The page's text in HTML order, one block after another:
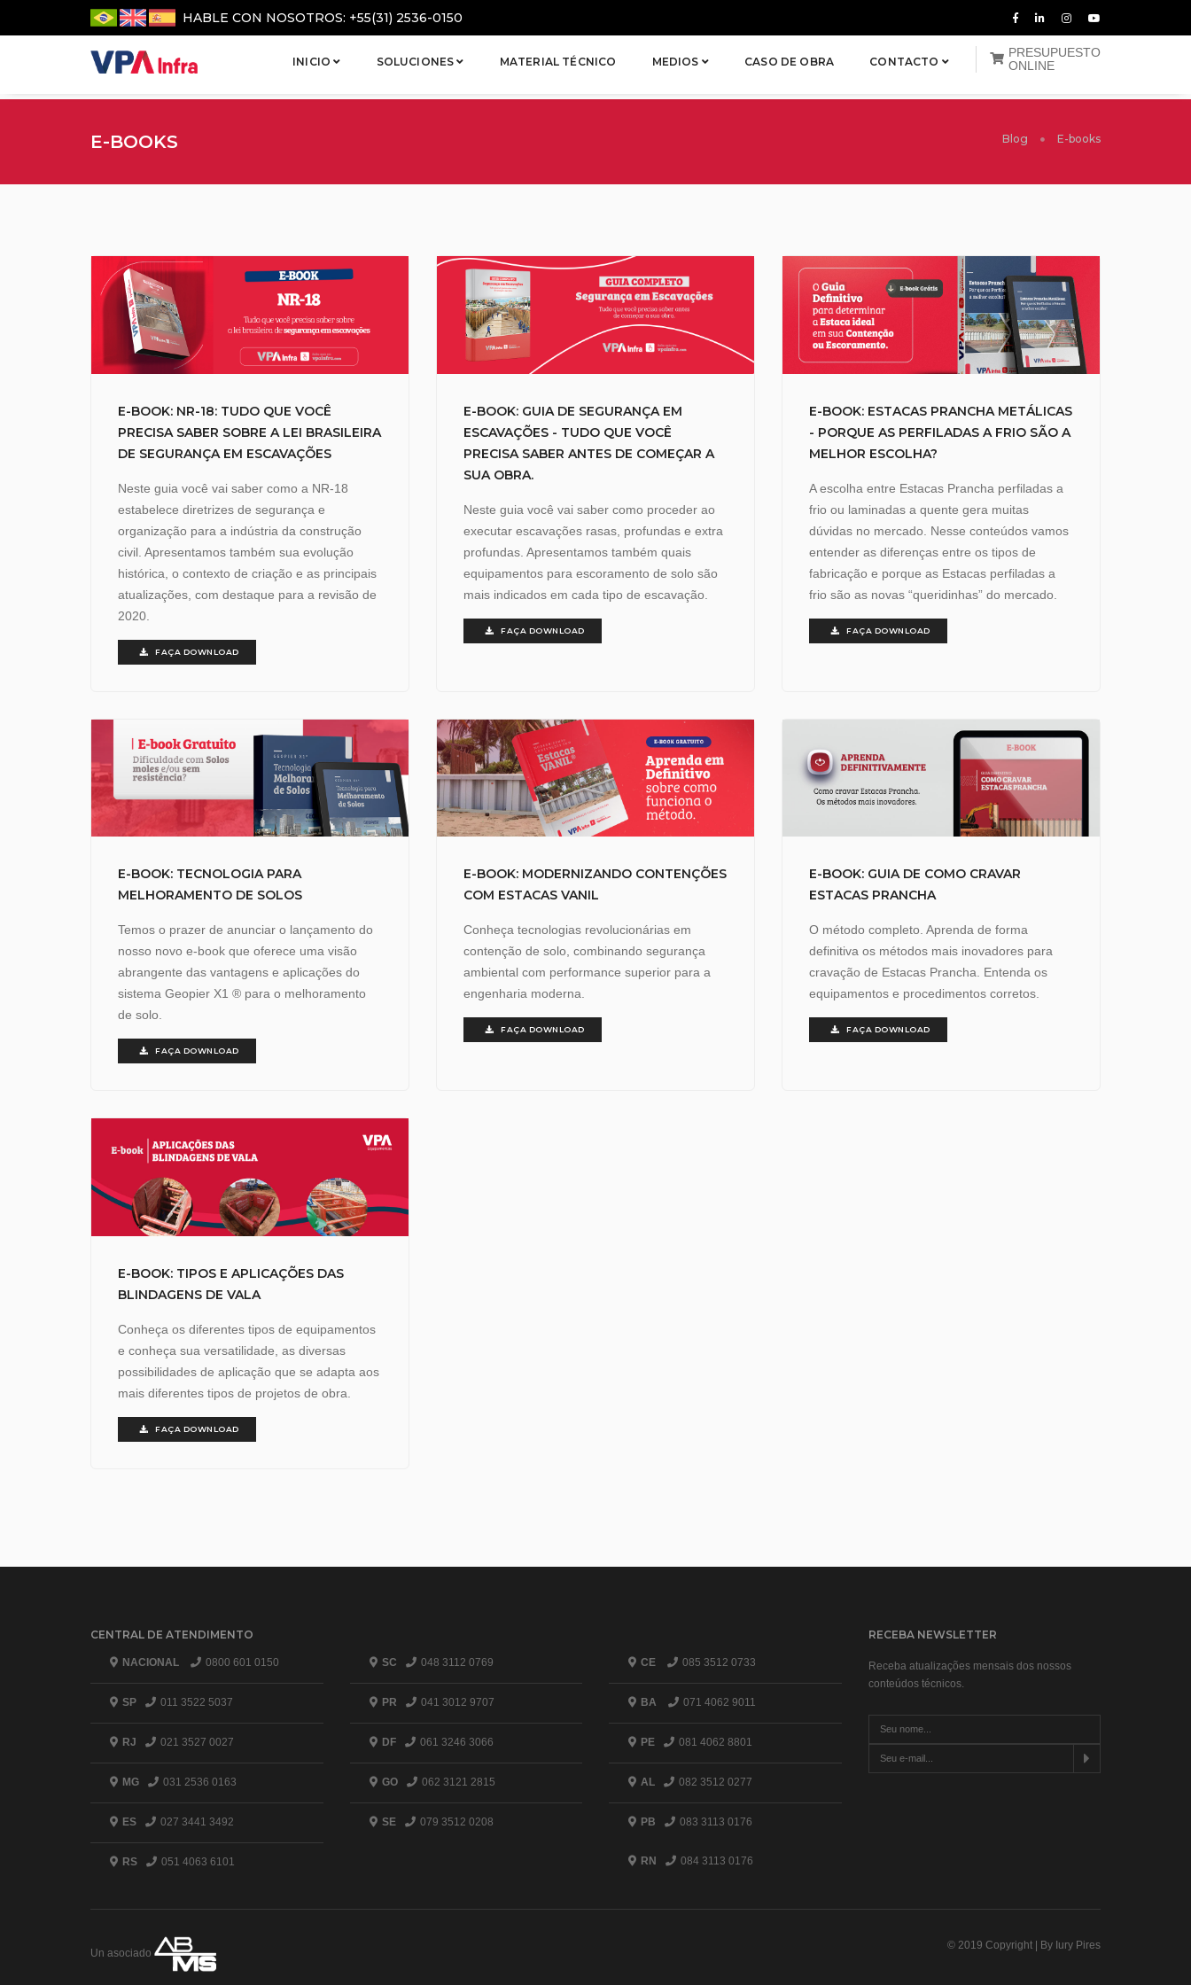
HABLE CON NOSOTROS: +55(31) 2536-0150
INICIO SOLUCIONES MATERIAL TÉCNICO MEDIOS CASO DE OBRA CONTACTO
PRESUPUESTO
ONLINE
E-BOOKS Blog E-books
E-BOOK: NR-18: TUDO QUE VOCÊ
PRECISA SABER SOBRE A LEI BRASILEIRA
DE SEGURANÇA EM ESCAVAÇÕES
Neste guia você vai saber como a NR-18
estabelece diretrizes de segurança e
organização para a indústria da construção
civil. Apresentamos também sua evolução
histórica, o contexto de criação e as principais
atualizações, com destaque para a revisão de
2020.
FAÇA DOWNLOAD
E-BOOK: GUIA DE SEGURANÇA EM
ESCAVAÇÕES - TUDO QUE VOCÊ
PRECISA SABER ANTES DE COMEÇAR A
SUA OBRA.
Neste guia você vai saber como proceder ao
executar escavações rasas, profundas e extra
profundas. Apresentamos também quais
equipamentos para escoramento de solo são
mais indicados em cada tipo de escavação.
FAÇA DOWNLOAD
E-BOOK: ESTACAS PRANCHA METÁLICAS
- PORQUE AS PERFILADAS A FRIO SÃO A
MELHOR ESCOLHA?
A escolha entre Estacas Prancha perfiladas a
frio ou laminadas a quente gera muitas
dúvidas no mercado. Nesse conteúdos vamos
entender as diferenças entre os tipos de
fabricação e porque as Estacas perfiladas a
frio são as novas “queridinhas” do mercado.
FAÇA DOWNLOAD
E-BOOK: TECNOLOGIA PARA
MELHORAMENTO DE SOLOS
Temos o prazer de anunciar o lançamento do
nosso novo e-book que oferece uma visão
abrangente das vantagens e aplicações do
sistema Geopier X1 ® para o melhoramento
de solo.
FAÇA DOWNLOAD
E-BOOK: MODERNIZANDO CONTENÇÕES
COM ESTACAS VANIL
Conheça tecnologias revolucionárias em
contenção de solo, combinando segurança
ambiental com performance superior para a
engenharia moderna.
FAÇA DOWNLOAD
E-BOOK: GUIA DE COMO CRAVAR
ESTACAS PRANCHA
O método completo. Aprenda de forma
definitiva os métodos mais inovadores para
cravação de Estacas Prancha. Entenda os
equipamentos e procedimentos corretos.
FAÇA DOWNLOAD
E-BOOK: TIPOS E APLICAÇÕES DAS
BLINDAGENS DE VALA
Conheça os diferentes tipos de equipamentos
e conheça sua versatilidade, as diversas
possibilidades de aplicação que se adapta aos
mais diferentes tipos de projetos de obra.
FAÇA DOWNLOAD
CENTRAL DE ATENDIMENTO
NACIONAL 0800 601 0150
SP 011 3522 5037
RJ 021 3527 0027
MG 031 2536 0163
ES 027 3441 3492
RS 051 4063 6101
SC 048 3112 0769
PR 041 3012 9707
DF 061 3246 3066
GO 062 3121 2815
SE 079 3512 0208
CE 085 3512 0733
BA 071 4062 9011
PE 081 4062 8801
AL 082 3512 0277
PB 083 3113 0176
RN 084 3113 0176
RECEBA NEWSLETTER
Receba atualizações mensais dos nossos
conteúdos técnicos.
Un asociado
© 2019 Copyright | By Iury Pires